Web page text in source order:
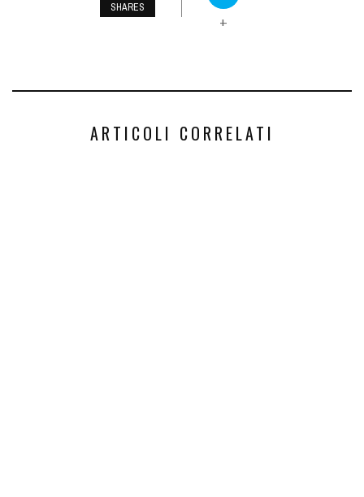
SHARES
+
ARTICOLI CORRELATI